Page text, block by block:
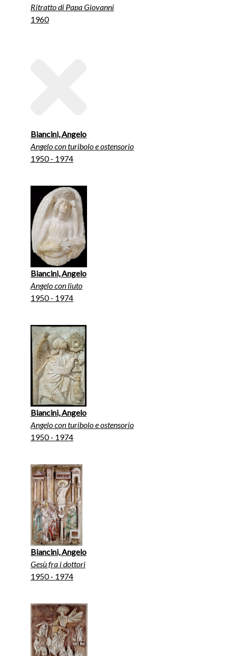
Ritratto di Papa Giovanni
1960
Biancini, Angelo
Angelo con turibolo e ostensorio
1950 - 1974
Biancini, Angelo
Angelo con liuto
1950 - 1974
Biancini, Angelo
Angelo con turibolo e ostensorio
1950 - 1974
Biancini, Angelo
Gesù fra i dottori
1950 - 1974